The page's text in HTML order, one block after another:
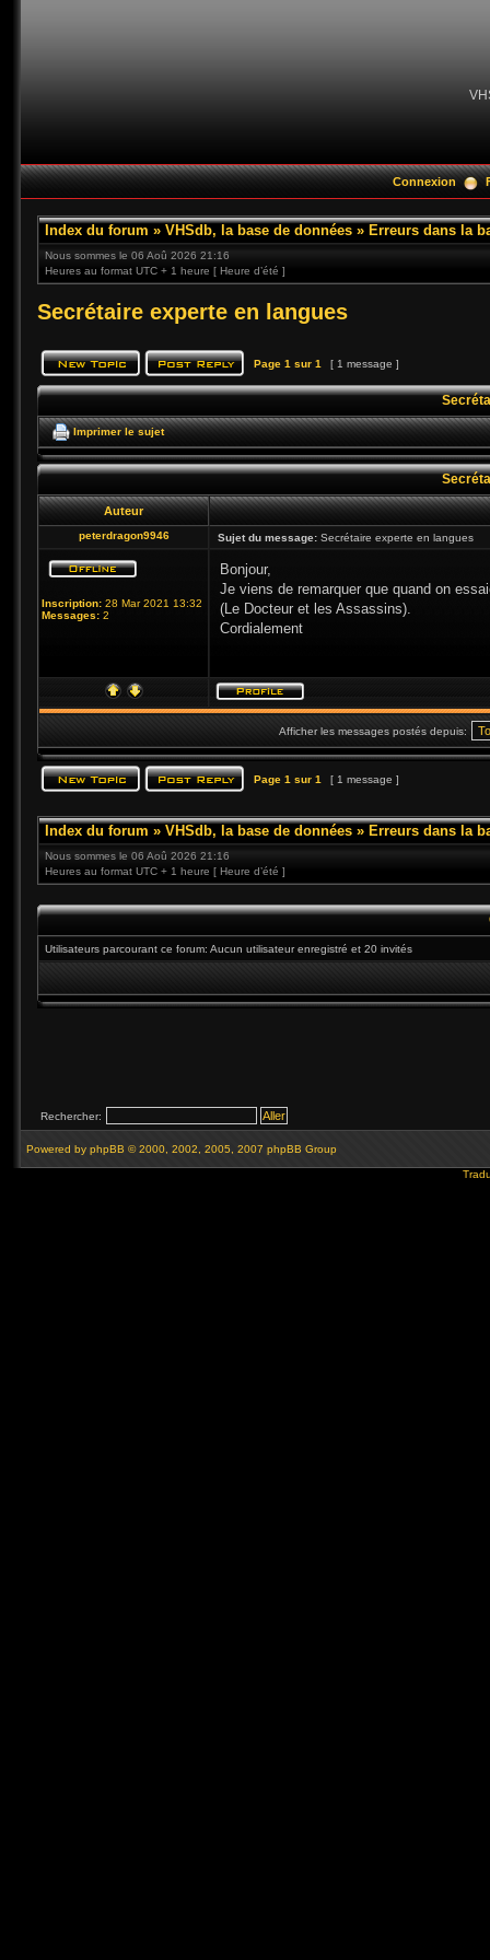
Connexion
Index du forum » VHSdb, la base de données » Erreurs dans la
Nous sommes le 06 Aoû 2026 21:16
Heures au format UTC + 1 heure [ Heure d’été ]
Secrétaire experte en langues
Page 1 sur 1 [ 1 message ]
Imprimer le sujet
Auteur
peterdragon9946 Sujet du message: Secrétaire experte en langues
Inscription: 28 Mar 2021 13:32
Messages: 2
Bonjour,
Je viens de remarquer que quand on
(Le Docteur et les Assassins).
Cordialement
Afficher les messages postés depuis:
Page 1 sur 1 [ 1 message ]
Index du forum » VHSdb, la base de données » Erreurs dans la
Nous sommes le 06 Aoû 2026 21:16
Heures au format UTC + 1 heure [ Heure d’été ]
Utilisateurs parcourant ce forum: Aucun utilisateur enregistré et 20 invités
Rechercher:
Powered by phpBB © 2000, 2002, 2005, 2007 phpBB Group